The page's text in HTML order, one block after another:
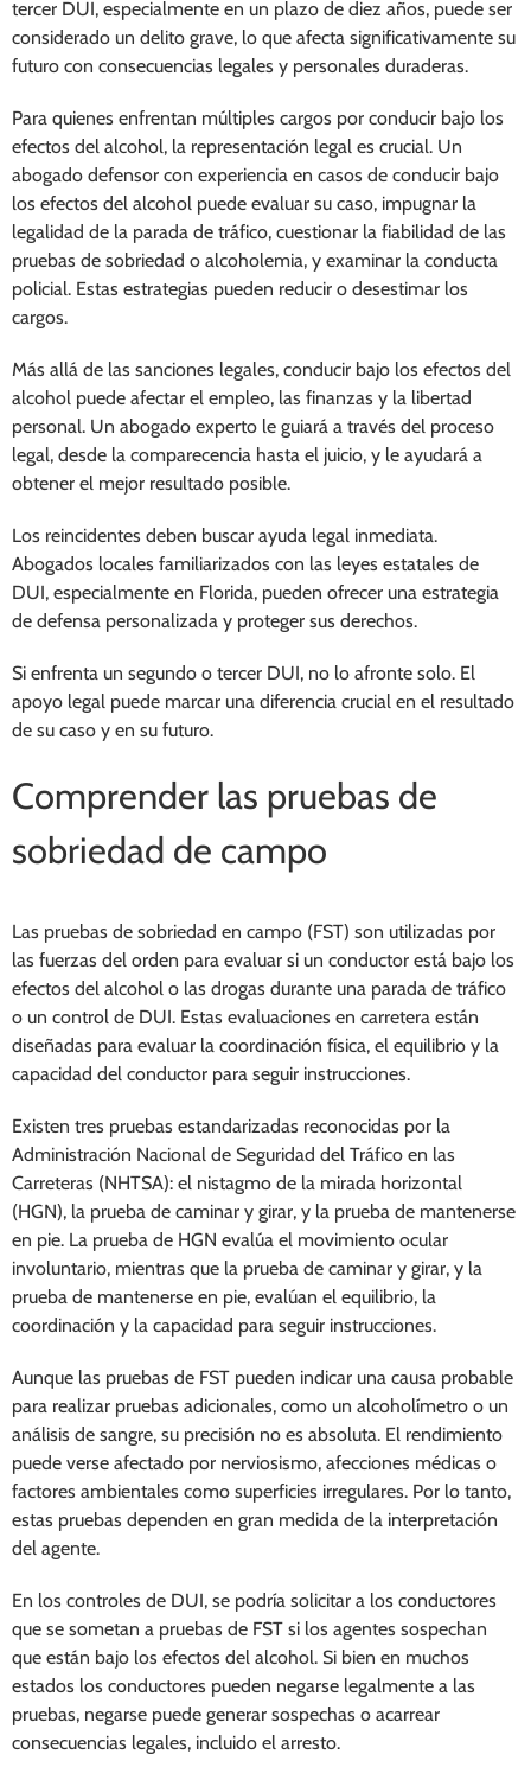
tercer DUI, especialmente en un plazo de diez años, puede ser
considerado un delito grave, lo que afecta significativamente su
futuro con consecuencias legales y personales duraderas.
Para quienes enfrentan múltiples cargos por conducir bajo los
efectos del alcohol, la representación legal es crucial. Un
abogado defensor con experiencia en casos de conducir bajo
los efectos del alcohol puede evaluar su caso, impugnar la
legalidad de la parada de tráfico, cuestionar la fiabilidad de las
pruebas de sobriedad o alcoholemia, y examinar la conducta
policial. Estas estrategias pueden reducir o desestimar los
cargos.
Más allá de las sanciones legales, conducir bajo los efectos del
alcohol puede afectar el empleo, las finanzas y la libertad
personal. Un abogado experto le guiará a través del proceso
legal, desde la comparecencia hasta el juicio, y le ayudará a
obtener el mejor resultado posible.
Los reincidentes deben buscar ayuda legal inmediata.
Abogados locales familiarizados con las leyes estatales de
DUI, especialmente en Florida, pueden ofrecer una estrategia
de defensa personalizada y proteger sus derechos.
Si enfrenta un segundo o tercer DUI, no lo afronte solo. El
apoyo legal puede marcar una diferencia crucial en el resultado
de su caso y en su futuro.
Comprender las pruebas de
sobriedad de campo
Las pruebas de sobriedad en campo (FST) son utilizadas por
las fuerzas del orden para evaluar si un conductor está bajo los
efectos del alcohol o las drogas durante una parada de tráfico
o un control de DUI. Estas evaluaciones en carretera están
diseñadas para evaluar la coordinación física, el equilibrio y la
capacidad del conductor para seguir instrucciones.
Existen tres pruebas estandarizadas reconocidas por la
Administración Nacional de Seguridad del Tráfico en las
Carreteras (NHTSA): el nistagmo de la mirada horizontal
(HGN), la prueba de caminar y girar, y la prueba de mantenerse
en pie. La prueba de HGN evalúa el movimiento ocular
involuntario, mientras que la prueba de caminar y girar, y la
prueba de mantenerse en pie, evalúan el equilibrio, la
coordinación y la capacidad para seguir instrucciones.
Aunque las pruebas de FST pueden indicar una causa probable
para realizar pruebas adicionales, como un alcoholímetro o un
análisis de sangre, su precisión no es absoluta. El rendimiento
puede verse afectado por nerviosismo, afecciones médicas o
factores ambientales como superficies irregulares. Por lo tanto,
estas pruebas dependen en gran medida de la interpretación
del agente.
En los controles de DUI, se podría solicitar a los conductores
que se sometan a pruebas de FST si los agentes sospechan
que están bajo los efectos del alcohol. Si bien en muchos
estados los conductores pueden negarse legalmente a las
pruebas, negarse puede generar sospechas o acarrear
consecuencias legales, incluido el arresto.